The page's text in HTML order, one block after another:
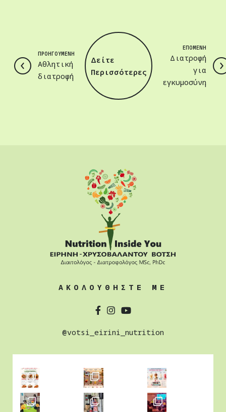
ΠΡΟΗΓΟΥΜΕΝΗ
Αθλητική
διατροφή
Δείτε
Περισσότερες
ΕΠΟΜΕΝΗ
Διατροφή
για
εγκυμοσύνη
ΑΚΟΛΟΥΘΗΣΤΕ ΜΕ
@votsi_eirini_nutrition